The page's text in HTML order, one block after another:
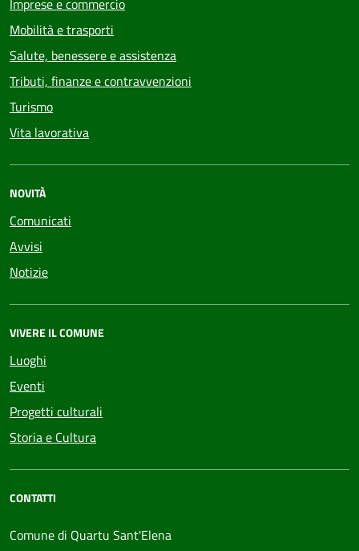
Imprese e commercio
Mobilità e trasporti
Salute, benessere e assistenza
Tributi, finanze e contravvenzioni
Turismo
Vita lavorativa
NOVITÀ
Comunicati
Avvisi
Notizie
VIVERE IL COMUNE
Luoghi
Eventi
Progetti culturali
Storia e Cultura
CONTATTI
Comune di Quartu Sant'Elena